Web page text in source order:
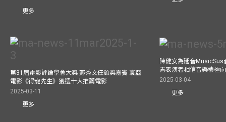
更多
第31屆電影評論學會大獎 鄭秀文任頒獎嘉賓 寰亞
電影《得寵先生》獲選十大推薦電影
2025-03-11
更多
陳健安為延音MusicSus
青表演者相信音樂積極
2025-03-04
更多